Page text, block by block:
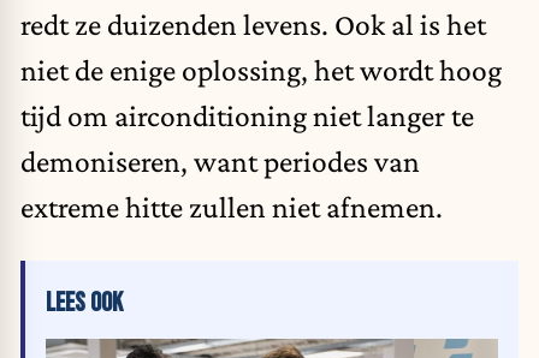
redt ze duizenden levens. Ook al is het
niet de enige oplossing, het wordt hoog
tijd om airconditioning niet langer te
demoniseren, want periodes van
extreme hitte zullen niet afnemen.
LEES OOK